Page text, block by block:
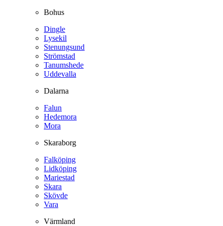
Bohus
Dingle
Lysekil
Stenungsund
Strömstad
Tanumshede
Uddevalla
Dalarna
Falun
Hedemora
Mora
Skaraborg
Falköping
Lidköping
Mariestad
Skara
Skövde
Vara
Värmland